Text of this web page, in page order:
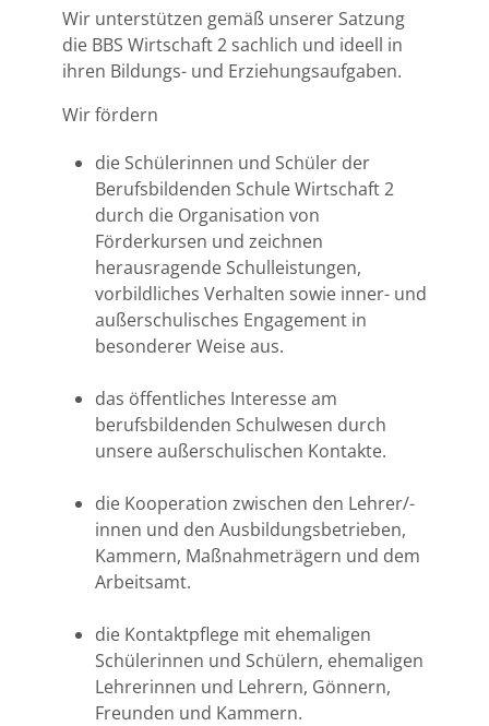
Wir unterstützen gemäß unserer Satzung
die BBS Wirtschaft 2 sachlich und ideell in
ihren Bildungs- und Erziehungsaufgaben.
Wir fördern
die Schülerinnen und Schüler der
Berufsbildenden Schule Wirtschaft 2
durch die Organisation von
Förderkursen und zeichnen
herausragende Schulleistungen,
vorbildliches Verhalten sowie inner- und
außerschulisches Engagement in
besonderer Weise aus.
das öffentliches Interesse am
berufsbildenden Schulwesen durch
unsere außerschulischen Kontakte.
die Kooperation zwischen den Lehrer/-
innen und den Ausbildungsbetrieben,
Kammern, Maßnahmeträgern und dem
Arbeitsamt.
die Kontaktpflege mit ehemaligen
Schülerinnen und Schülern, ehemaligen
Lehrerinnen und Lehrern, Gönnern,
Freunden und Kammern.